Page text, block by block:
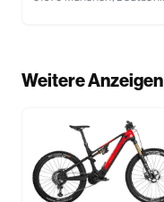
Weitere